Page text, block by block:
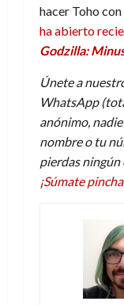
hacer Toho con
ha abierto
Godzilla:
Únete a
WhatsApp
anónimo,
nombre o tu
pierdas
¡Súmate